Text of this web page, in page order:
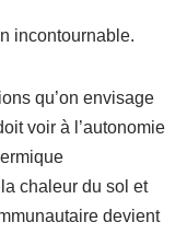
incontournable.
qu’on envisage
voir à l’autonomie
chaleur du sol et
devient